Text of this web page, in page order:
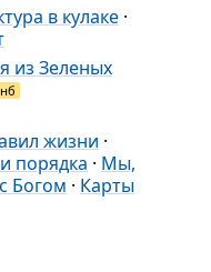
в кулаке ·
из Зеленых
нб
жизни ·
порядка · Мы,
Богом · Карты